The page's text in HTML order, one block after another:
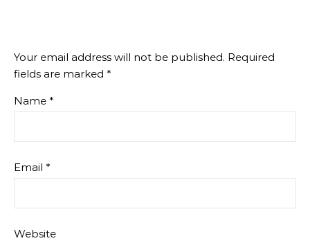
Your email address will not be published. Required
fields are marked *
Name *
Email *
Website